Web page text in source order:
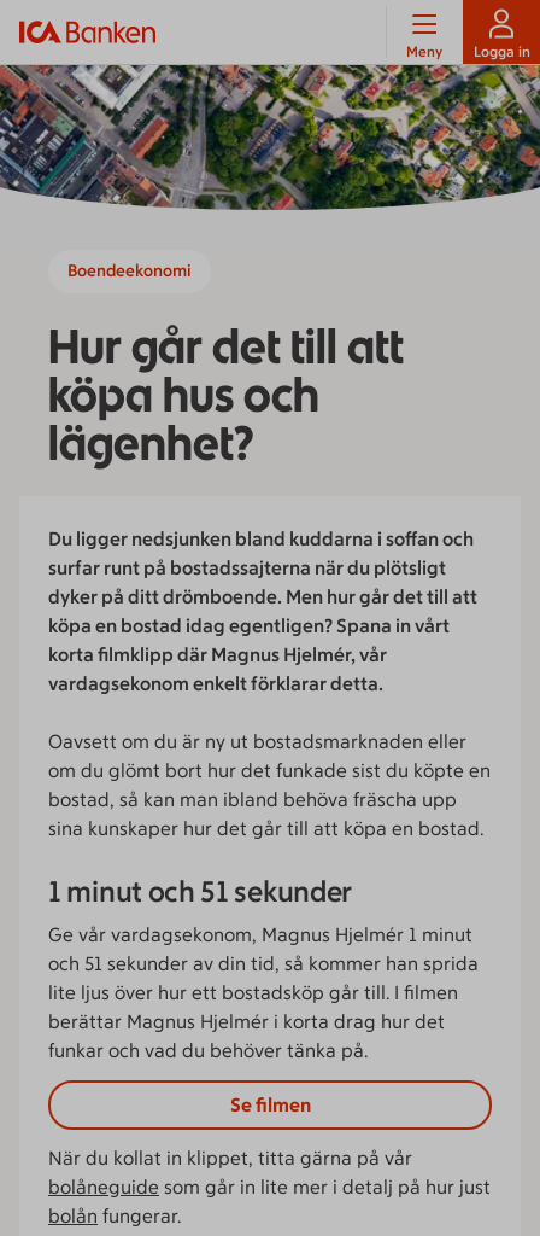
Meny Logga in
Boendeekonomi
Hur går det till att
köpa hus och
lägenhet?
Du ligger nedsjunken bland kuddarna i soffan och
surfar runt på bostadssajterna när du plötsligt
dyker på ditt drömboende. Men hur går det till att
köpa en bostad idag egentligen? Spana in vårt
korta filmklipp där Magnus Hjelmér, vår
vardagsekonom enkelt förklarar detta.
Oavsett om du är ny ut bostadsmarknaden eller
om du glömt bort hur det funkade sist du köpte en
bostad, så kan man ibland behöva fräscha upp
sina kunskaper hur det går till att köpa en bostad.
1 minut och 51 sekunder
Ge vår vardagsekonom, Magnus Hjelmér 1 minut
och 51 sekunder av din tid, så kommer han sprida
lite ljus över hur ett bostadsköp går till. I filmen
berättar Magnus Hjelmér i korta drag hur det
funkar och vad du behöver tänka på.
Se filmen
När du kollat in klippet, titta gärna på vår
bolåneguide som går in lite mer i detalj på hur just
bolån fungerar.